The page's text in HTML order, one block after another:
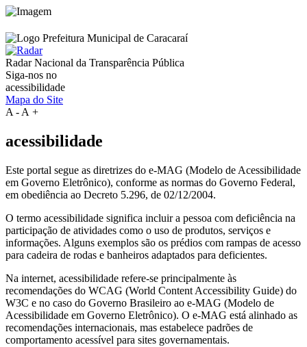
Radar Nacional da Transparência Pública
Siga-nos no
acessibilidade
Mapa do Site
A-A +
acessibilidade
Este portal segue as diretrizes do e-MAG (Modelo de Acessibilidade
em Governo Eletrônico), conforme as normas do Governo Federal,
em obediência ao Decreto 5.296, de 02/12/2004.
O termo acessibilidade significa incluir a pessoa com deficiência na
participação de atividades como o uso de produtos, serviços e
informações. Alguns exemplos são os prédios com rampas de acesso
para cadeira de rodas e banheiros adaptados para deficientes.
Na internet, acessibilidade refere-se principalmente às
recomendações do WCAG (World Content Accessibility Guide) do
W3C e no caso do Governo Brasileiro ao e-MAG (Modelo de
Acessibilidade em Governo Eletrônico). O e-MAG está alinhado as
recomendações internacionais, mas estabelece padrões de
comportamento acessível para sites governamentais.